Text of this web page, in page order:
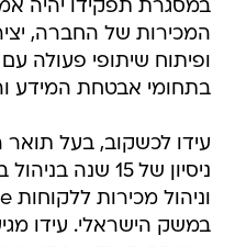
במסגרת תפקידו יהיה
המכירות של החברה,
ופיתוח שיתופי פעולה
בתחומי אבטחת המידע
עידו לכשקוב, בעל
ניסיון של 15 שנה
במשק הישראלי. עידו